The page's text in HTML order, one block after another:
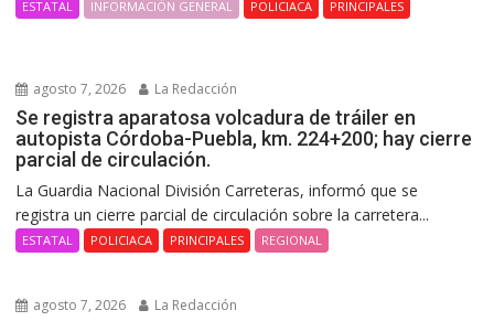
ESTATAL INFORMACIÓN GENERAL POLICIACA PRINCIPALES
agosto 7, 2026 La Redacción
Se registra aparatosa volcadura de tráiler en
autopista Córdoba-Puebla, km. 224+200; hay cierre
parcial de circulación.
La Guardia Nacional División Carreteras, informó que se
registra un cierre parcial de circulación sobre la carretera...
ESTATAL POLICIACA PRINCIPALES REGIONAL
agosto 7, 2026 La Redacción